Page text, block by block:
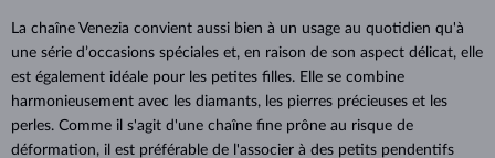
La chaîne Venezia convient aussi bien à un usage au quotidien qu'à
une série d’occasions spéciales et, en raison de son aspect délicat, elle
est également idéale pour les petites filles. Elle se combine
harmonieusement avec les diamants, les pierres précieuses et les
perles. Comme il s'agit d'une chaîne fine prône au risque de
déformation, il est préférable de l'associer à des petits pendentifs